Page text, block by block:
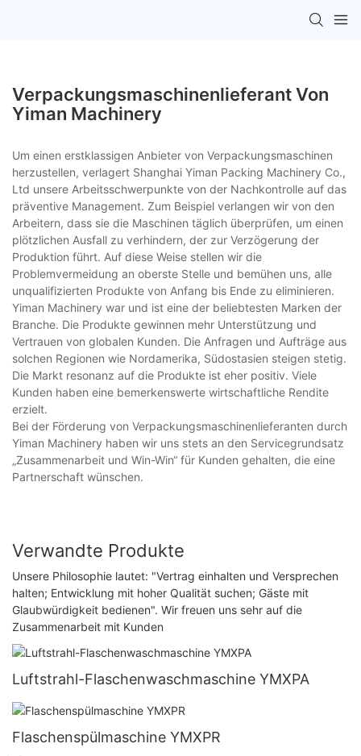
Verpackungsmaschinenlieferant Von
Yiman Machinery
Um einen erstklassigen Anbieter von Verpackungsmaschinen
herzustellen, verlagert Shanghai Yiman Packing Machinery Co.,
Ltd unsere Arbeitsschwerpunkte von der Nachkontrolle auf das
präventive Management. Zum Beispiel verlangen wir von den
Arbeitern, dass sie die Maschinen täglich überprüfen, um einen
plötzlichen Ausfall zu verhindern, der zur Verzögerung der
Produktion führt. Auf diese Weise stellen wir die
Problemvermeidung an oberste Stelle und bemühen uns, alle
unqualifizierten Produkte von Anfang bis Ende zu eliminieren.
Yiman Machinery war und ist eine der beliebtesten Marken der
Branche. Die Produkte gewinnen mehr Unterstützung und
Vertrauen von globalen Kunden. Die Anfragen und Aufträge aus
solchen Regionen wie Nordamerika, Südostasien steigen stetig.
Die Markt resonanz auf die Produkte ist eher positiv. Viele
Kunden haben eine bemerkenswerte wirtschaftliche Rendite
erzielt.
Bei der Förderung von Verpackungsmaschinenlieferanten durch
Yiman Machinery haben wir uns stets an den Servicegrundsatz
„Zusammenarbeit und Win-Win“ für Kunden gehalten, die eine
Partnerschaft wünschen.
Verwandte Produkte
Unsere Philosophie lautet: "Vertrag einhalten und Versprechen
halten; Entwicklung mit hoher Qualität suchen; Gäste mit
Glaubwürdigkeit bedienen". Wir freuen uns sehr auf die
Zusammenarbeit mit Kunden
Luftstrahl-Flaschenwaschmaschine YMXPA
Flaschenspülmaschine YMXPR